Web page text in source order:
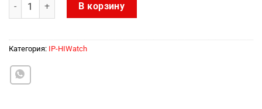
В корзину
Категория: IP-HIWatch